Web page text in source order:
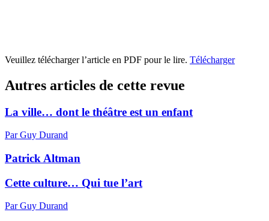
Veuillez télécharger l’article en PDF pour le lire. Télécharger
Autres articles de cette revue
La ville… dont le théâtre est un enfant
Par Guy Durand
Patrick Altman
Cette culture… Qui tue l’art
Par Guy Durand